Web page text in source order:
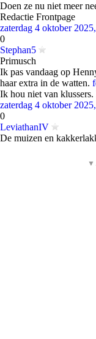
Doen ze nu niet meer
Redactie Frontpage
zaterdag 4 oktober
0
Stephan5
Primusch
Ik pas vandaag op
haar extra in de watten.
Ik hou niet van
zaterdag 4 oktober
0
LeviathanIV
De muizen en
▼